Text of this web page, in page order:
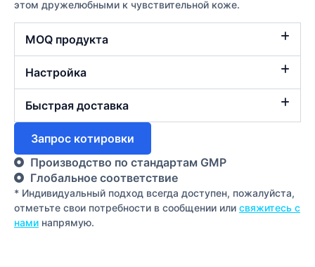
этом дружелюбными к чувствительной коже.
MOQ продукта
Настройка
Быстрая доставка
Запрос котировки
Производство по стандартам GMP
Глобальное соответствие
* Индивидуальный подход всегда доступен, пожалуйста,
отметьте свои потребности в сообщении или свяжитесь с
нами напрямую.